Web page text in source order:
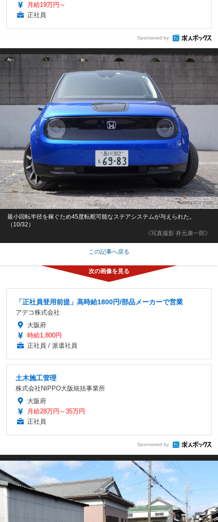
月給19万円～
正社員
Sponsored by
《写真撮影 井元康一郎》
最小回転半径を稼ぐため45度転舵可能なステアシステムが与えられた。
（10/32）
この記事へ戻る
「正社員登用前提」高時給1800円/部品メーカーで営業
アデコ株式会社
大阪府
時給1,800円
正社員 / 派遣社員
土木施工管理
株式会社NIPPO大阪統括事業所
大阪府
月給28万円～35万円
正社員
Sponsored by